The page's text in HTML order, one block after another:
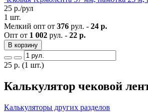
25 р./рул
1 шт.
Мелкий опт от 376 рул. - 24 р.
Опт от 1 002 рул. - 22 р.
В корзину
25 р. (1 шт.)
Калькулятор чековой
Калькуляторы других разделов